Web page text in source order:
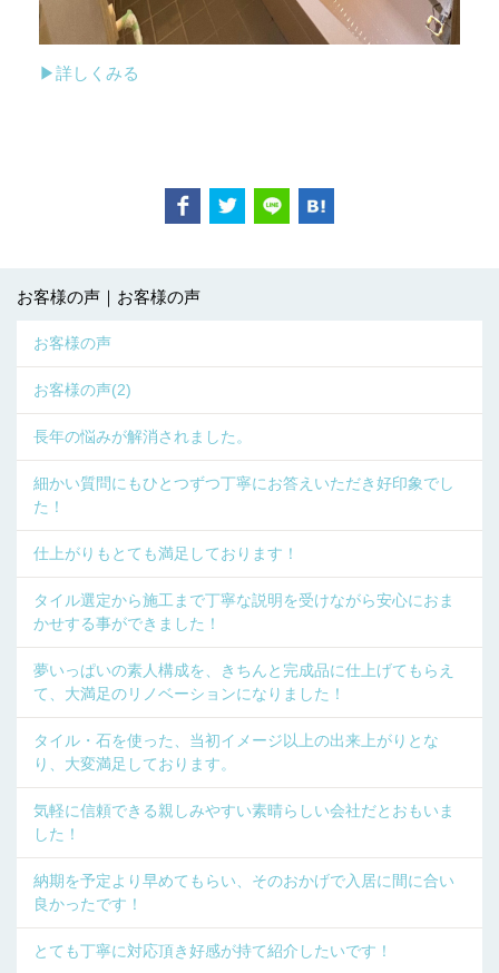
▶詳しくみる
お客様の声｜お客様の声
お客様の声
お客様の声(2)
長年の悩みが解消されました。
細かい質問にもひとつずつ丁寧にお答えいただき好印象でし
た！
仕上がりもとても満足しております！
タイル選定から施工まで丁寧な説明を受けながら安心におま
かせする事ができました！
夢いっぱいの素人構成を、きちんと完成品に仕上げてもらえ
て、大満足のリノベーションになりました！
タイル・石を使った、当初イメージ以上の出来上がりとな
り、大変満足しております。
気軽に信頼できる親しみやすい素晴らしい会社だとおもいま
した！
納期を予定より早めてもらい、そのおかげで入居に間に合い
良かったです！
とても丁寧に対応頂き好感が持て紹介したいです！